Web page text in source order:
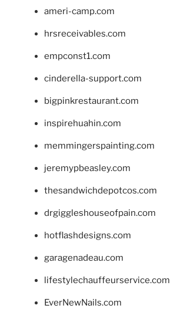
ameri-camp.com
hrsreceivables.com
empconst1.com
cinderella-support.com
bigpinkrestaurant.com
inspirehuahin.com
memmingerspainting.com
jeremypbeasley.com
thesandwichdepotcos.com
drgiggleshouseofpain.com
hotflashdesigns.com
garagenadeau.com
lifestylechauffeurservice.com
EverNewNails.com